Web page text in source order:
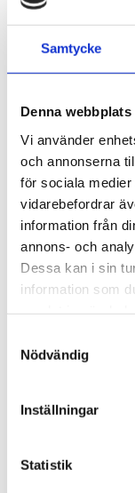
Samtycke
Denna
Vi använder
och annonserna
för sociala
vidarebefordrar
information från
annons- och
Dessa kan i sin
information som
Nödvändig
Inställningar
Statistik
Läs mer